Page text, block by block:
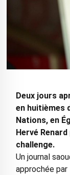
Deux jours
en huitièmes
Nations, en
Hervé
challenge.
Un journal
approchée par